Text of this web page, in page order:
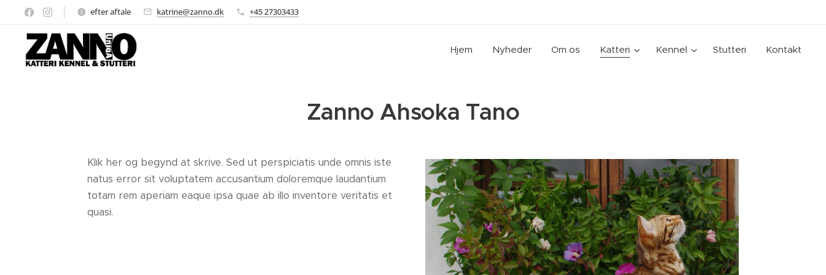
efter aftale katrine@zanno.dk +45 27303433
Hjem Nyheder Om os Katteri Kennel Stutteri Kontakt
Zanno Ahsoka Tano
Klik her og begynd at skrive. Sed ut perspiciatis unde omnis iste
natus error sit voluptatem accusantium doloremque laudantium
totam rem aperiam eaque ipsa quae ab illo inventore veritatis et
quasi.